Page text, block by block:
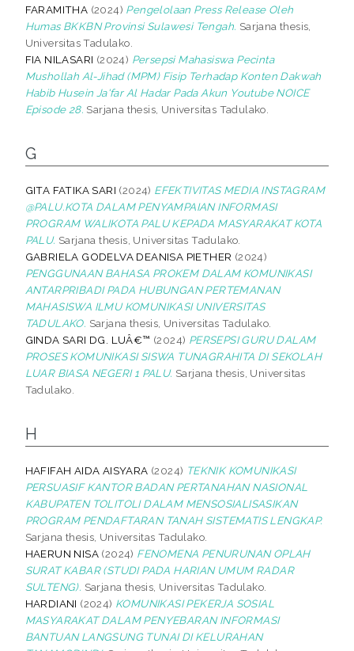
FARAMITHA (2024) Pengelolaan Press Release Oleh
Humas BKKBN Provinsi Sulawesi Tengah. Sarjana thesis,
Universitas Tadulako.
FIA NILASARI (2024) Persepsi Mahasiswa Pecinta
Mushollah Al-Jihad (MPM) Fisip Terhadap Konten Dakwah
Habib Husein Ja'far Al Hadar Pada Akun Youtube NOICE
Episode 28. Sarjana thesis, Universitas Tadulako.
G
GITA FATIKA SARI (2024) EFEKTIVITAS MEDIA INSTAGRAM
@PALU.KOTA DALAM PENYAMPAIAN INFORMASI
PROGRAM WALIKOTA PALU KEPADA MASYARAKAT KOTA
PALU. Sarjana thesis, Universitas Tadulako.
GABRIELA GODELVA DEANISA PIETHER (2024)
PENGGUNAAN BAHASA PROKEM DALAM KOMUNIKASI
ANTARPRIBADI PADA HUBUNGAN PERTEMANAN
MAHASISWA ILMU KOMUNIKASI UNIVERSITAS
TADULAKO. Sarjana thesis, Universitas Tadulako.
GINDA SARI DG. LUÂ€™ (2024) PERSEPSI GURU DALAM
PROSES KOMUNIKASI SISWA TUNAGRAHITA DI SEKOLAH
LUAR BIASA NEGERI 1 PALU. Sarjana thesis, Universitas
Tadulako.
H
HAFIFAH AIDA AISYARA (2024) TEKNIK KOMUNIKASI
PERSUASIF KANTOR BADAN PERTANAHAN NASIONAL
KABUPATEN TOLITOLI DALAM MENSOSIALISASIKAN
PROGRAM PENDAFTARAN TANAH SISTEMATIS LENGKAP.
Sarjana thesis, Universitas Tadulako.
HAERUN NISA (2024) FENOMENA PENURUNAN OPLAH
SURAT KABAR (STUDI PADA HARIAN UMUM RADAR
SULTENG). Sarjana thesis, Universitas Tadulako.
HARDIANI (2024) KOMUNIKASI PEKERJA SOSIAL
MASYARAKAT DALAM PENYEBARAN INFORMASI
BANTUAN LANGSUNG TUNAI DI KELURAHAN